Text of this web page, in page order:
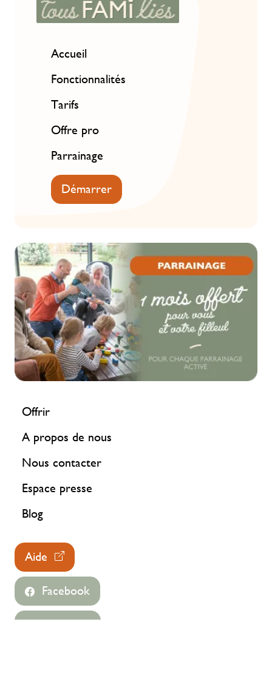
Accueil
Fonctionnalités
Tarifs
Offre pro
Parrainage
Démarrer
Offrir
A propos de nous
Nous contacter
Espace presse
Blog
Aide
Facebook